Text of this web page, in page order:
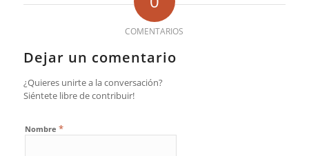
COMENTARIOS
Dejar un comentario
¿Quieres unirte a la conversación?
Siéntete libre de contribuir!
Nombre *